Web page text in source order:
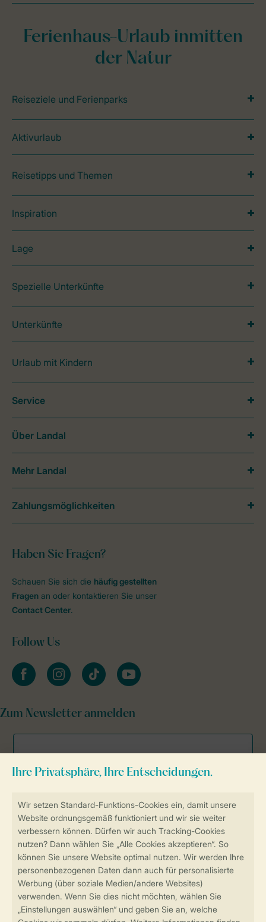
Sicherstellung Deiner Privatsphäre
Sicher und schnell zur Online-Buchung
Sichere Datenübertragung
Sicheres Bezahlen
Ferienhaus-Urlaub inmitten
der Natur
Reiseziele und Ferienparks
Aktivurlaub
Reisetipps und Themen
Inspiration
Lage
Spezielle Unterkünfte
Unterkünfte
Urlaub mit Kindern
Haben Sie Fragen?
Schauen Sie sich die häufig gestellten
Fragen an oder kontaktieren Sie unser
Contact Center.
Follow Us
facebookinstagramtiktok youtube
Zum Newsletter anmelden
Service
Über Landal
Mehr Landal
Zahlungsmöglichkeiten